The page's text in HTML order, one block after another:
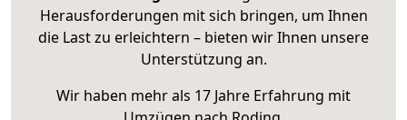
Herausforderungen mit sich bringen, um Ihnen
die Last zu erleichtern – bieten wir Ihnen unsere
Unterstützung an.
Wir haben mehr als 17 Jahre Erfahrung mit